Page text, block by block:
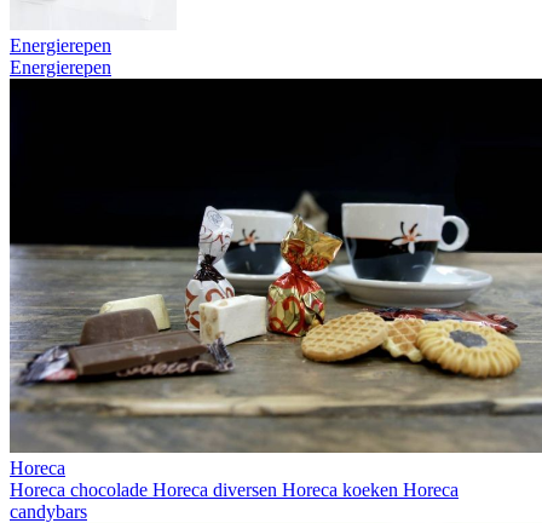
Energierepen
Energierepen
Horeca
Horeca chocolade Horeca diversen Horeca koeken Horeca
candybars